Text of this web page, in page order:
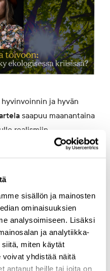
sisällön ja mainosten
ominaisuuksien
analysoimiseen. Lisäksi
ja analytiikka-
miten käytät
yhdistää näitä
antanut heille tai joita on
ja hyvän
saapuu maanantaina
realismiin
ja planeetan rajoihin
on osa
YouTube-
sisäisen motivaation,
ja hyvän elämän